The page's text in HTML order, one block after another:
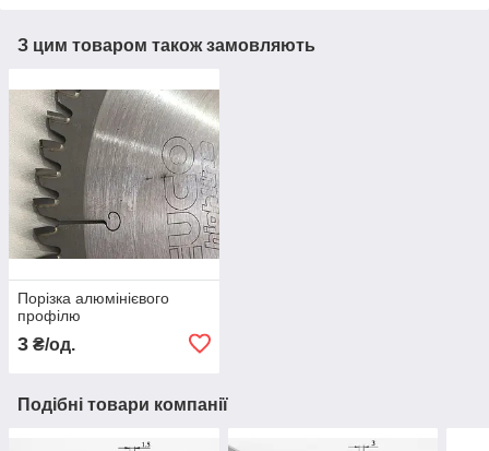
З цим товаром також замовляють
Порізка алюмінієвого
профілю
3 ₴/од.
Подібні товари компанії